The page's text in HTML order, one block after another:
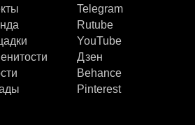
Telegram
Rutube
YouTube
Дзен
Behance
Pinterest